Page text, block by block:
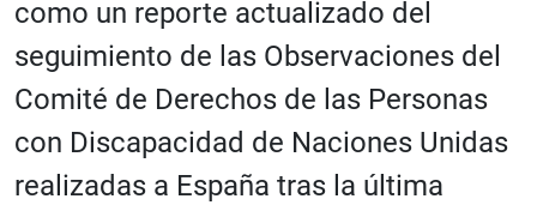
como un reporte actualizado del
seguimiento de las Observaciones del
Comité de Derechos de las Personas
con Discapacidad de Naciones Unidas
realizadas a España tras la última